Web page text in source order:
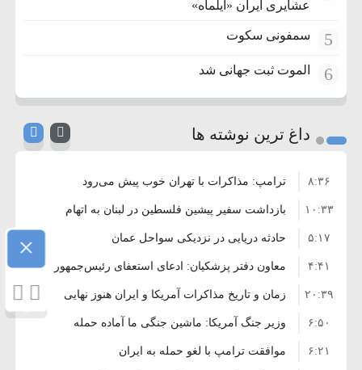
عشایری ایران «ایلماه»
5 سمفونی سکوت
6 الموت ثبت جهانی شد
داغ ترین نوشته ها
ترامپ: مذاکرات با تهران خوب پیش می‌رود ۸:۳۶
بازداشت سفیر پیشین فلسطین در لبنان به اتهام
فساد و اختلاس اموال
۱۰:۳۳
حادثه دریایی در نزدیکی سواحل عمان ۵:۱۷
معاون دفتر پزشکیان: ادعای استعفای رئیس‌جمهور
واهی و کذب محض است
۴:۴۱
زمان و تاریخ مذاکرات آمریکا و ایران هنوز نهایی
نشده است
۲۰:۳۹
وزیر جنگ آمریکا: ماشین جنگی ما آماده حمله
نظامی علیه ایران است
۶:۵۰
موافقت ترامپ با لغو حمله به ایران ۶:۲۱
×